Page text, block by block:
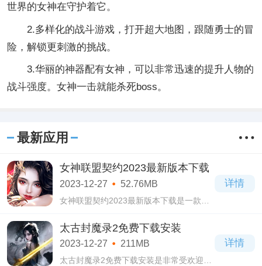
世界的女神在守护着它。
2.多样化的战斗游戏，打开超大地图，跟随勇士的冒
险，解锁更刺激的挑战。
3.华丽的神器配有女神，可以非常迅速的提升人物的
战斗强度。女神一击就能杀死boss。
最新应用
女神联盟契约2023最新版本下载
2023-12-27 52.76MB
女神联盟契约2023最新版本下载是一款非
盟契约2023最新版本下载游戏中玩家将会
得到很多满足。
详情
太古封魔录2免费下载安装
2023-12-27 211MB
太古封魔录2免费下载安装是非常受欢迎热
详情